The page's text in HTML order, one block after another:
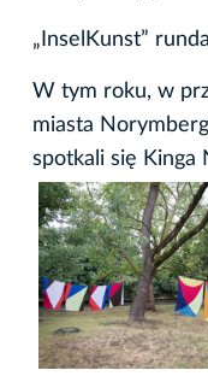
„InselKunst”
W tym roku, w
miasta
spotkali się Kinga